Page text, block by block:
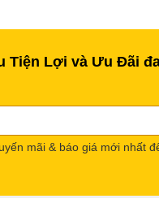
Tiện Lợi và Ưu Đãi
mãi & báo giá mới nhất